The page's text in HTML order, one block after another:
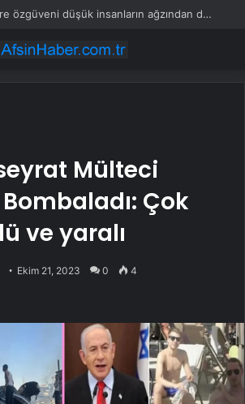
Psikologlara göre özgüveni düşük insanların ağzından düşürmediği 10 cümle
Mülteci
Bombaladı: Çok
ve yaralı
Ekim 21, 2023 0 4